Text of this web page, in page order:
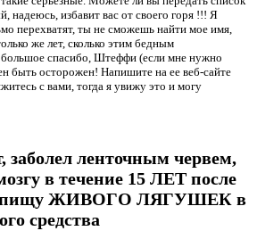
надеюсь, избавит вас от своего горя !!! Я
перехватят, ты не сможешь найти мое имя,
же лет, сколько этим бедным
спасибо, Штеффи (если мне нужно
быть осторожен! Напишите на ее веб-сайте
с вами, тогда я увижу это и могу
заболел ленточным червем,
в течение 15 ЛЕТ после
в пищу ЖИВОГО ЛЯГУШЕК в
средства